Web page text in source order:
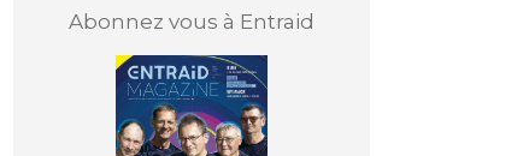
Abonnez vous à Entraid